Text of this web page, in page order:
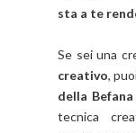
sta a te
Se sei una
creativo,
della Befana
tecnica